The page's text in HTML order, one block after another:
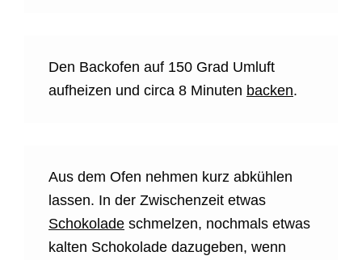
Den Backofen auf 150 Grad Umluft
aufheizen und circa 8 Minuten backen.
Aus dem Ofen nehmen kurz abkühlen
lassen. In der Zwischenzeit etwas
Schokolade schmelzen, nochmals etwas
kalten Schokolade dazugeben, wenn